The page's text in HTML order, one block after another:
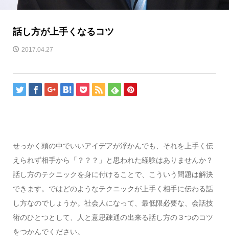
話し方が上手くなるコツ
2017.04.27
せっかく頭の中でいいアイデアが浮かんでも、それを上手く伝
えられず相手から「？？？」と思われた経験はありませんか？
話し方のテクニックを身に付けることで、こういう問題は解決
できます。ではどのようなテクニックが上手く相手に伝わる話
し方なのでしょうか。社会人になって、最低限必要な、会話技
術のひとつとして、人と意思疎通の出来る話し方の３つのコツ
をつかんでください。